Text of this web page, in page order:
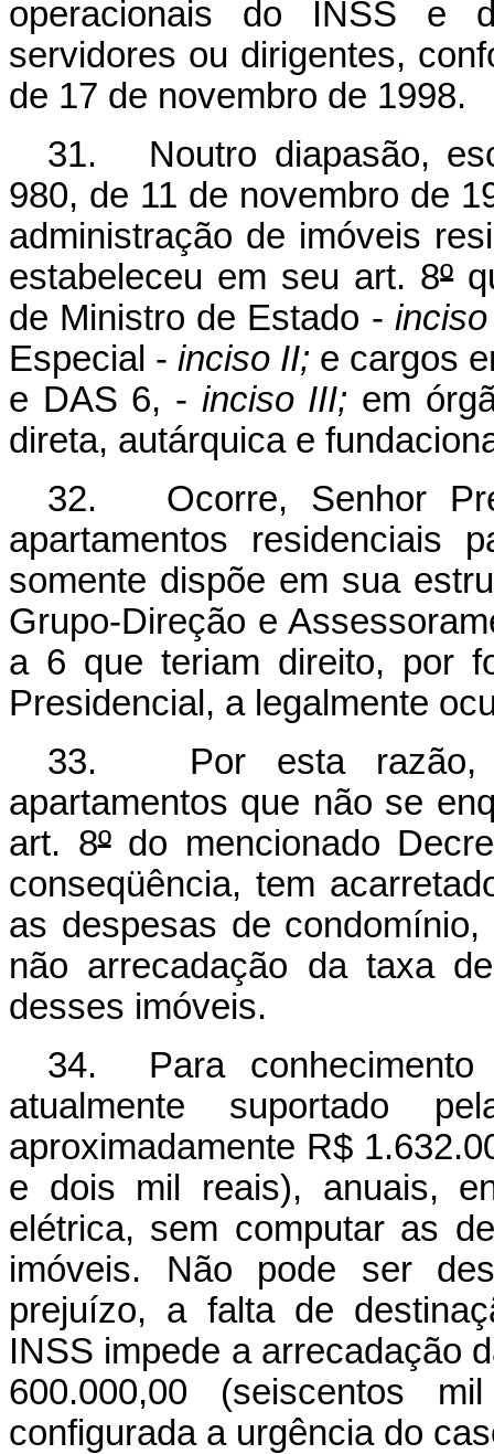
operacionais do INSS e
servidores ou dirigentes,
de 17 de novembro de 1998.
31. Noutro diapasão,
980, de 11 de novembro de
administração de imóveis
estabeleceu em seu art. 8º
de Ministro de Estado -
Especial -inciso II; e cargos
e DAS 6, - inciso III; em
direta, autárquica e
32. Ocorre, Senhor
apartamentos residenciais
somente dispõe em sua
Grupo-Direção e
a 6 que teriam direito, por
Presidencial, a legalmente
33. Por esta razão,
apartamentos que não se
art. 8ºdo mencionado
conseqüência, tem
as despesas de
não arrecadação da taxa
desses imóveis.
34. Para conhecimento
atualmente suportado
aproximadamente R$
e dois mil reais), anuais,
elétrica, sem computar as
imóveis. Não pode ser
prejuízo, a falta de
INSS impede a arrecadação
600.000,00 (seiscentos
configurada a urgência do